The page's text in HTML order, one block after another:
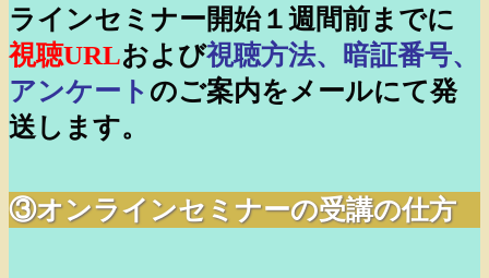
ラインセミナー開始１週間前までに
視聴URLおよび視聴方法、暗証番号、
アンケート のご案内をメールにて発
送します。
③オンラインセミナーの受講の仕方